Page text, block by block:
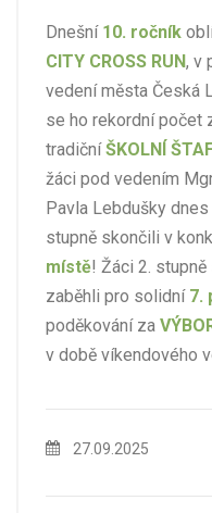
Dnešní 10. ročník
CITY CROSS RUN, v
vedení města Česká
se ho rekordní počet
tradičníŠKOLNÍ
žáci pod vedením
Pavla Lebdušky
stupně skončili v
místě! Žáci 2.
zaběhli pro solidní 7.
poděkování za
v době víkendového
27.09.2025